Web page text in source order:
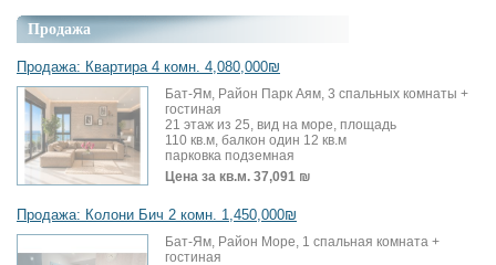
Продажа
Продажа: Квартира 4 комн. 4,080,000₪
Бат-Ям, Район Парк Аям, 3 спальных комнаты +
гостиная
21 этаж из 25, вид на море, площадь
110 кв.м, балкон один 12 кв.м
парковка подземная
Цена за кв.м. 37,091 ₪
Продажа: Колони Бич 2 комн. 1,450,000₪
Бат-Ям, Район Море, 1 спальная комната +
гостиная